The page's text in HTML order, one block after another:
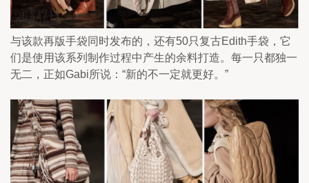
与该款再版手袋同时发布的，还有50只复古Edith手袋，它
们是使用该系列制作过程中产生的余料打造。每一只都独一
无二，正如Gabi所说：“新的不一定就更好。”